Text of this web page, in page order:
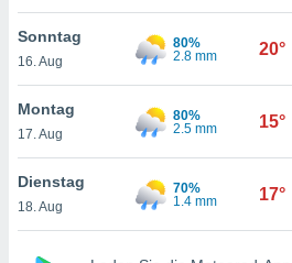
Inhalte
finden
. Sie
jederzeit
Sie
Sonntag
16. Aug
80%
2.8 mm
20°
Montag
17. Aug
80%
2.5 mm
15°
Dienstag
18. Aug
70%
1.4 mm
17°